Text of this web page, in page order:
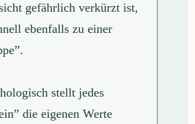
gefährlich verkürzt ist,
ebenfalls zu einer
stellt jedes
die eigenen Werte